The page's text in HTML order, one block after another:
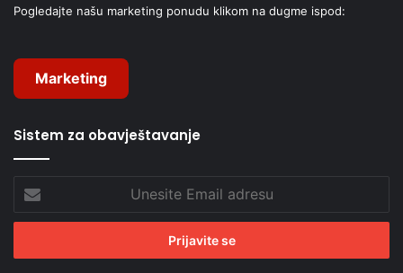
Pogledajte našu marketing ponudu klikom na dugme ispod:
Marketing
Sistem za obavještavanje
Email
adresu